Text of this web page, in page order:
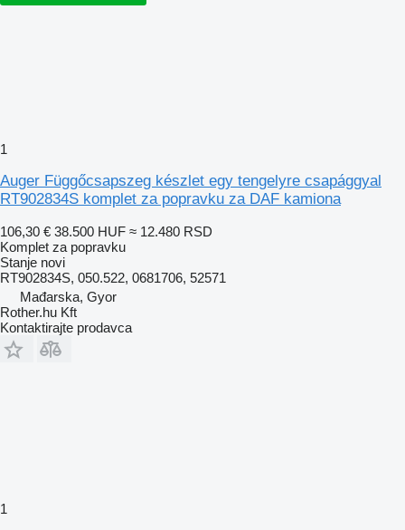
1
Auger Függőcsapszeg készlet egy tengelyre csapággyal
RT902834S komplet za popravku za DAF kamiona
106,30 € 38.500 HUF ≈ 12.480 RSD
Komplet za popravku
Stanje novi
RT902834S, 050.522, 0681706, 52571
Mađarska, Gyor
Rother.hu Kft
Kontaktirajte prodavca
1